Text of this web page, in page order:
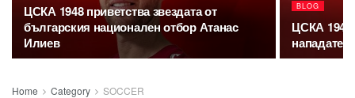
ЦСКА 1948 приветства звездата от
българския национален отбор Атанас
Илиев
BLOG
ЦСКА 1948
нападател
Home Category SOCCER